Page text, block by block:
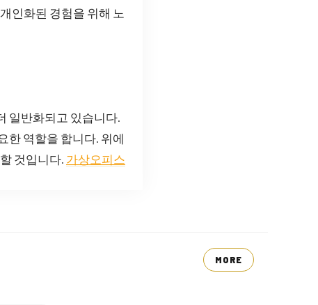
인화된 경험을 위해 노
일반화되고 있습니다.
한 역할을 합니다. 위에
것입니다. 가상오피스
MORE